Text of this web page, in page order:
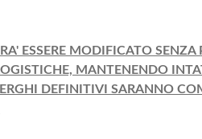
ESSERE MODIFICATO SENZA
MANTENENDO
DEFINITIVI SARANNO